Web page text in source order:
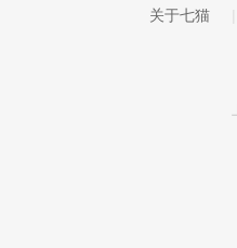
关于七猫